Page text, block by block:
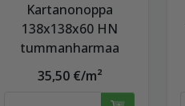
Kartanonoppa
138x138x60 HN
tummanharmaa
35,50 €/m²